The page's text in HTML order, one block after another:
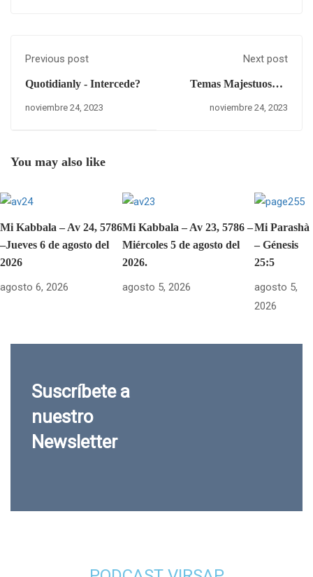
Previous post
Quotidianly - Intercede?
noviembre 24, 2023
Next post
Temas Majestuosos -
Episodio LXIX - Un
noviembre 24, 2023
You may also like
Mi Kabbala – Av 24, 5786
–Jueves 6 de agosto del
2026
agosto 6, 2026
Mi Kabbala – Av 23, 5786 –
Miércoles 5 de agosto del
2026.
agosto 5, 2026
Mi Parashà
– Génesis
25:5
agosto 5,
2026
Suscríbete a
nuestro
Newsletter